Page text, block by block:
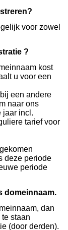
voor zowel
?
kost
u voor een
een andere
naar ons
jaar incl.
tarief voor
deze periode
periode
domeinnaam.
dan
staan
(door derden).